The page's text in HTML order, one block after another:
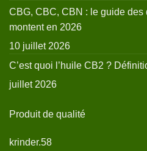
CBG, CBC, CBN : le guide
montent en 2026
10 juillet 2026
C’est quoi l’huile CB2 ?
juillet 2026
Produit de qualité
krinder.58